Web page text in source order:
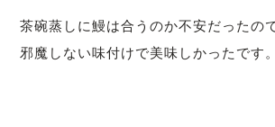
茶碗蒸しに鰻は合うのか不安だったの
邪魔しない味付けで美味しかったです。